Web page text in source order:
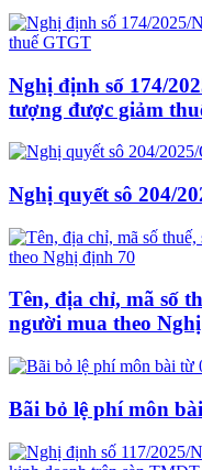
Nghị định số 174/
tượng được giảm
Nghị quyết sô 204/
Tên, địa chỉ, mã số
người mua theo
Bãi bỏ lệ phí môn